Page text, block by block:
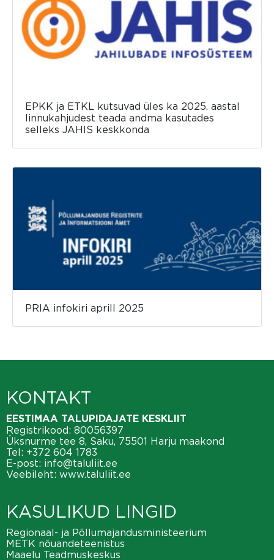
EPKK ja ETKL kutsuvad üles ka 2025. aastal
linnukahjudest teada andma kasutades
selleks JAHIS keskkonda
PRIA infokiri aprill 2025
KONTAKT
EESTIMAA TALUPIDAJATE KESKLIIT
Registrikood: 80056397
Üksnurme tee 8, Saku, 75501 Harju maakond
Tel: +372 604 1783
E-post: info@taluliit.ee
Veebileht: www.taluliit.ee
KASULIKUD LINGID
Regionaal- ja Põllumajandusministeerium
METK nõuandeteenistus
Maaelu Teadmuskeskus